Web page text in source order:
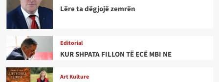
Lëre ta dëgjojë zemrën
Editorial
KUR SHPATA FILLON TË ECË MBI NE
Art Kulture